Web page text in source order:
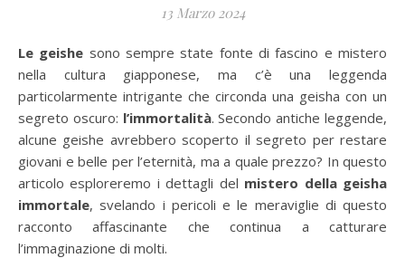
13 Marzo 2024
Le geishe sono sempre state fonte di fascino e mistero
nella cultura giapponese, ma c’è una leggenda
particolarmente intrigante che circonda una geisha con un
segreto oscuro: l’immortalità. Secondo antiche leggende,
alcune geishe avrebbero scoperto il segreto per restare
giovani e belle per l’eternità, ma a quale prezzo? In questo
articolo esploreremo i dettagli del mistero della geisha
immortale, svelando i pericoli e le meraviglie di questo
racconto affascinante che continua a catturare
l’immaginazione di molti.